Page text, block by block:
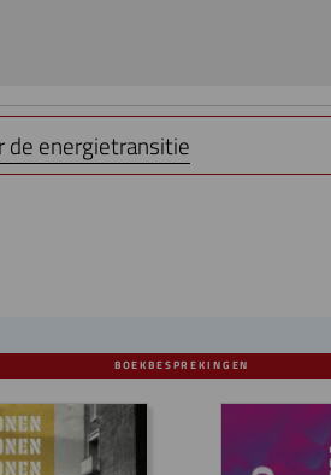
de energietransitie
BOEKBESPREKINGEN